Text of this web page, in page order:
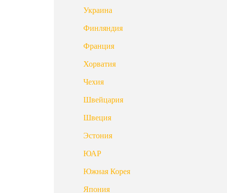
Украина
Финляндия
Франция
Хорватия
Чехия
Швейцария
Швеция
Эстония
ЮАР
Южная Корея
Япония